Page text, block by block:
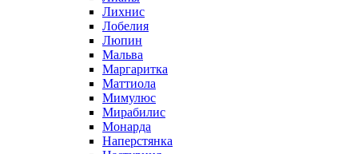
Лихнис
Лобелия
Люпин
Мальва
Маргаритка
Маттиола
Мимулюс
Мирабилис
Монарда
Наперстянка